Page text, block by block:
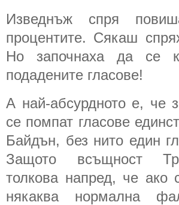
Изведнъж спря
процентите. Сякаш
Но започнаха да се
подадените гласове!
А най-абсурдното е, че
се помпат гласове
Байдън, без нито един
Защото всъщност
толкова напред, че ако
някаква нормална